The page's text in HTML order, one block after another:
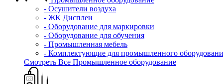
- Осушители воздуха
- ЖК Дисплеи
- Оборудование для маркировки
- Оборудование для обучения
- Промышленная мебель
- Комплектующие для промышленного
Смотреть Все Промышленное оборудование